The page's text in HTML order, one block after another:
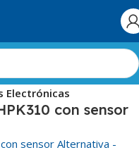
Electrónicas
con sensor